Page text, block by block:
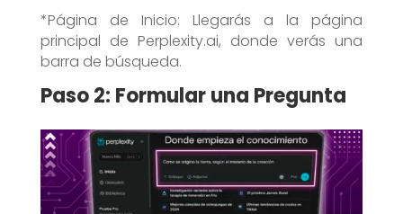
*Página de Inicio: Llegarás a la página
principal de Perplexity.ai, donde verás una
barra de búsqueda.
Paso 2: Formular una Pregunta